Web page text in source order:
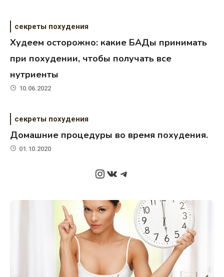
секреты похудения
Худеем осторожно: какие БАДы принимать
при похудении, чтобы получать все
нутриенты
10.06.2022
секреты похудения
Домашние процедуры во время похудения.
01.10.2020
Instagram
ВКонтакте
Telegram